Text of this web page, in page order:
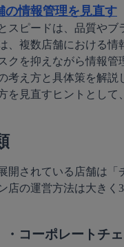
の情報管理を見直す
スピードは、品質やブ
、複数店舗における情
クを抑えながら情報管
考え方と具体策を解説
を見直すヒントとして
開されている店舗は「
店の運営方法は大きく3
コーポレートチェ